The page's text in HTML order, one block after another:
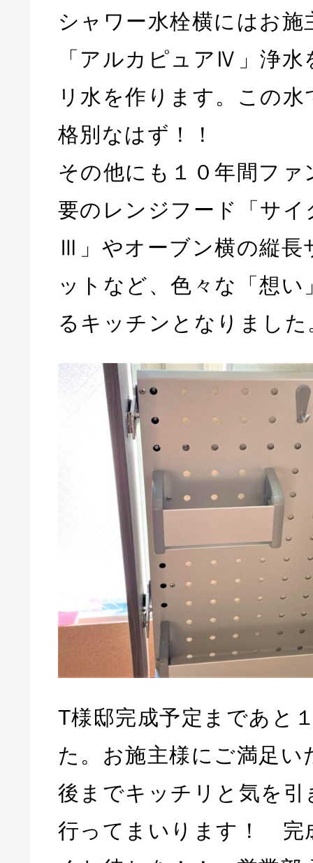
シャワー水栓横にはお
「アルカピュアⅣ」浄水
リ水を作ります。この
格別なはず！！
その他にも１０年間ファ
要のレンジフード「サ
Ⅲ」やオーブン横の縦長
ットなど、色々な「想
るキッチンとなりました
T様邸完成予定まであと
た。お施主様にご満足い
後までキッチリと気を引
行ってまいります！ 完